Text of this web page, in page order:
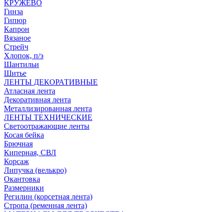
КРУЖЕВО
Гинза
Гипюр
Капрон
Вязаное
Стрейч
Хлопок, п/э
Шантильи
Шитье
ЛЕНТЫ ДЕКОРАТИВНЫЕ
Атласная лента
Декоративная лента
Металлизированная лента
ЛЕНТЫ ТЕХНИЧЕСКИЕ
Светоотражающие ленты
Косая бейка
Брючная
Киперная, СВЛ
Корсаж
Липучка (велькро)
Окантовка
Размерники
Регилин (корсетная лента)
Стропа (ременная лента)